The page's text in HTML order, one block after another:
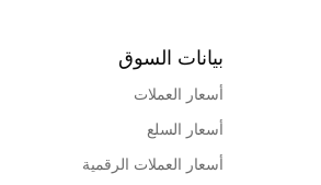
بيانات السوق
أسعار العملات
أسعار السلع
أسعار العملات الرقمية